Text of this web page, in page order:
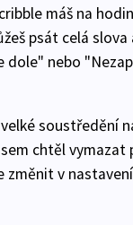
máš na
psát celá
nebo
soustředění
chtěl
v